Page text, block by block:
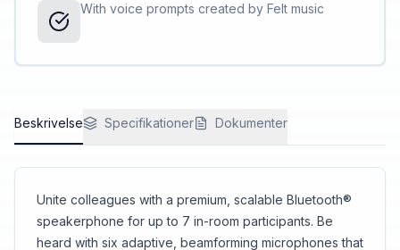
With voice prompts created by Felt music
Beskrivelse Specifikationer Dokumenter
Unite colleagues with a premium, scalable Bluetooth®
speakerphone for up to 7 in-room participants. Be
heard with six adaptive, beamforming microphones that